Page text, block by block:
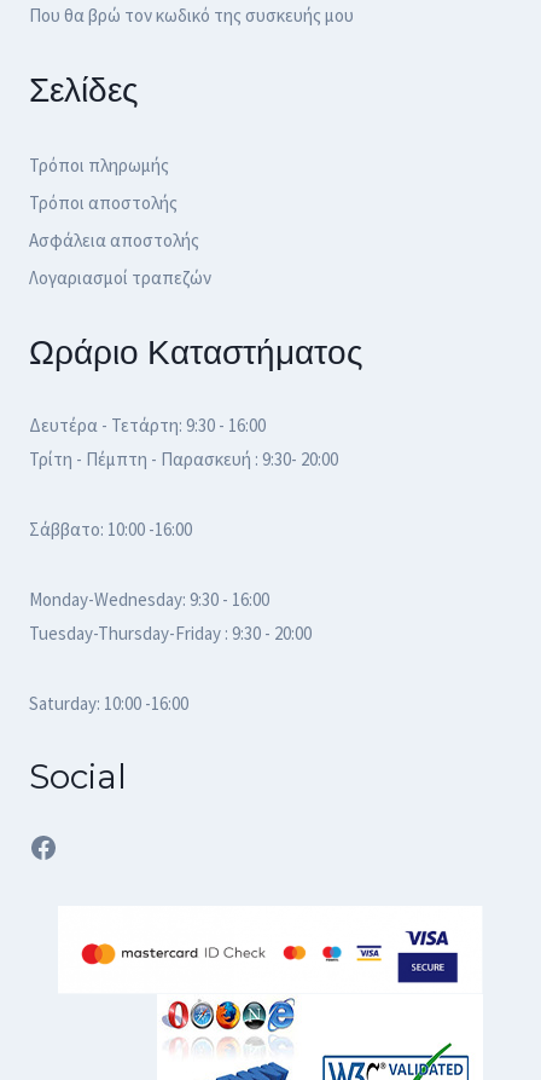
Που θα βρώ τον κωδικό της συσκευής μου
Σελίδες
Τρόποι πληρωμής
Τρόποι αποστολής
Ασφάλεια αποστολής
Λογαριασμοί τραπεζών
Ωράριο Καταστήματος
Δευτέρα - Τετάρτη: 9:30 - 16:00
Τρίτη - Πέμπτη - Παρασκευή : 9:30- 20:00
Σάββατο: 10:00 -16:00
Monday-Wednesday: 9:30 - 16:00
Tuesday-Thursday-Friday : 9:30 - 20:00
Saturday: 10:00 -16:00
Social
Facebook